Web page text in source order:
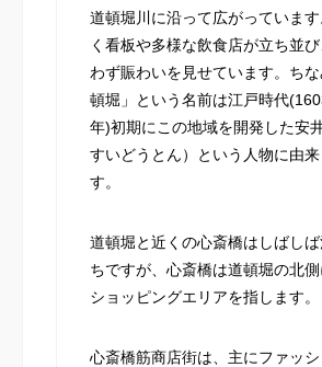
道頓堀川に沿って広がっていま
く看板や多様な飲食店が立ち並
わず賑わいを見せています。ち
頓堀」という名前は江戸時代
年)初期にこの地域を開発した安
すいどうとん）という人物に由来
す。
道頓堀と近くの心斎橋はしばし
ちですが、心斎橋は道頓堀の北
ショッピングエリアを指します。
心斎橋筋商店街は、主にファッ